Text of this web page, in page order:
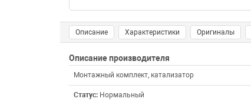
Описание Характеристики Оригиналы
Описание производителя
Монтажный комплект, катализатор
Статус: Нормальный